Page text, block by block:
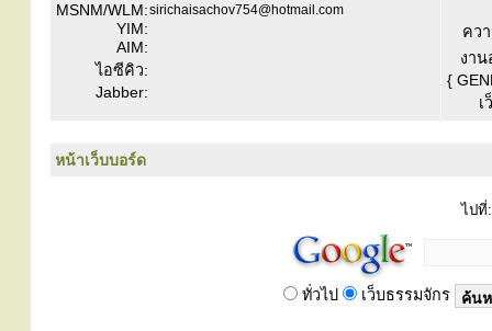
MSNM/WLM:sirichaisachov754@hotmail.com
YIM:
AIM:
ไอซีคิว:
Jabber:
คว
งาน
{
เ
หน้าเว็บบอร์ด
ไปที่:
ทั่วไป เว็บธรรมจักร